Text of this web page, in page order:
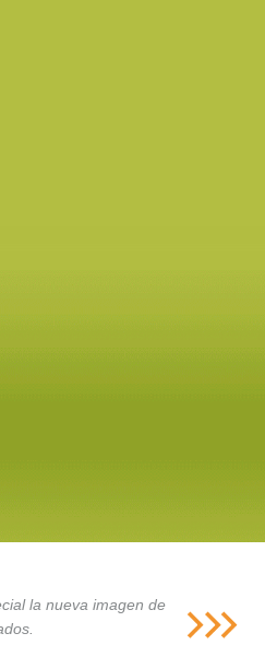
la nueva imagen de